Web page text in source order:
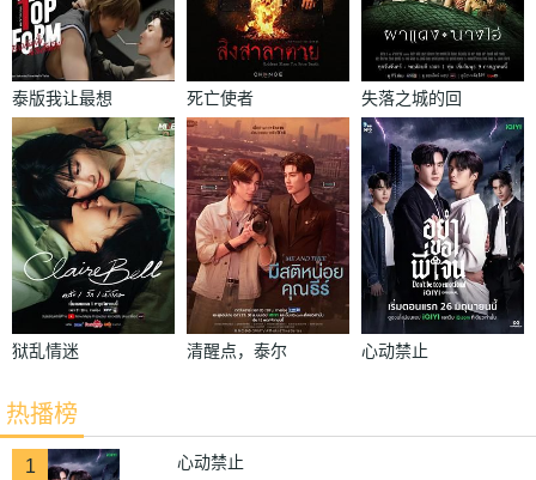
泰版我让最想
被拥抱的男人
给威胁了
死亡使者
失落之城的回
声
狱乱情迷
清醒点，泰尔
心动禁止
热播榜
1 心动禁止